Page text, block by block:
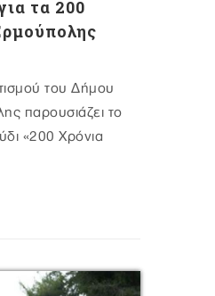
τα 200
του Δήμου
παρουσιάζει το
«200 Χρόνια